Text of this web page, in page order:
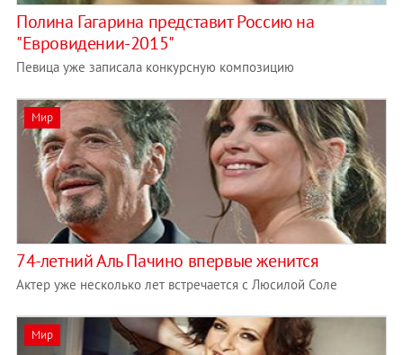
Полина Гагарина представит Россию на
"Евровидении-2015"
Певица уже записала конкурсную композицию
Мир
74-летний Аль Пачино впервые женится
Актер уже несколько лет встречается с Люсилой Соле
Мир